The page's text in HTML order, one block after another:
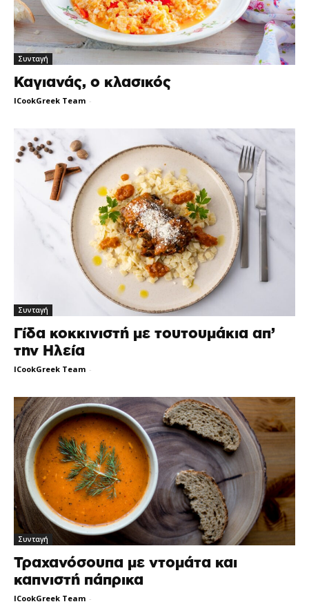
Συνταγή
Καγιανάς, ο κλασικός
ICookGreek Team -
Συνταγή
Γίδα κοκκινιστή με τουτουμάκια απ’
την Ηλεία
ICookGreek Team -
Συνταγή
Τραχανόσουπα με ντομάτα και
καπνιστή πάπρικα
ICookGreek Team -